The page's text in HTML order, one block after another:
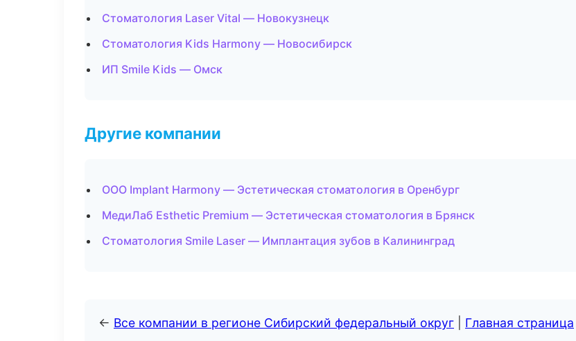
Стоматология Laser Vital — Новокузнецк
Стоматология Kids Harmony — Новосибирск
ИП Smile Kids — Омск
Другие компании
ООО Implant Harmony — Эстетическая стоматология в Оренбург
МедиЛаб Esthetic Premium — Эстетическая стоматология в Брянск
Стоматология Smile Laser — Имплантация зубов в Калининград
← Все компании в регионе Сибирский федеральный округ Главная страница